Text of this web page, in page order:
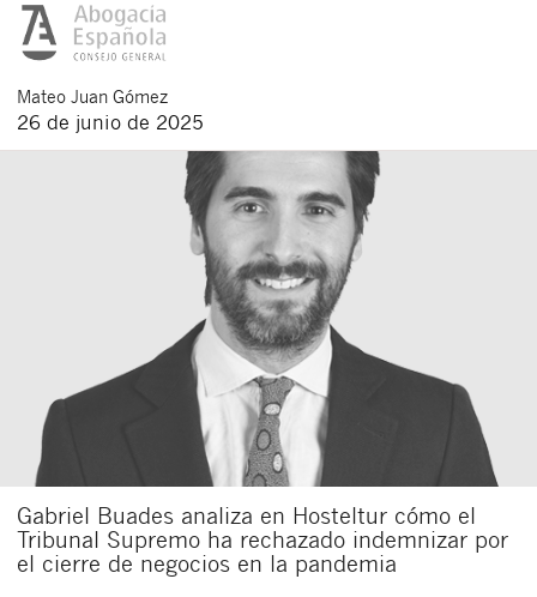
Mateo Juan Gómez
26 de junio de 2025
Gabriel Buades analiza en Hosteltur cómo el
Tribunal Supremo ha rechazado indemnizar por
el cierre de negocios en la pandemia